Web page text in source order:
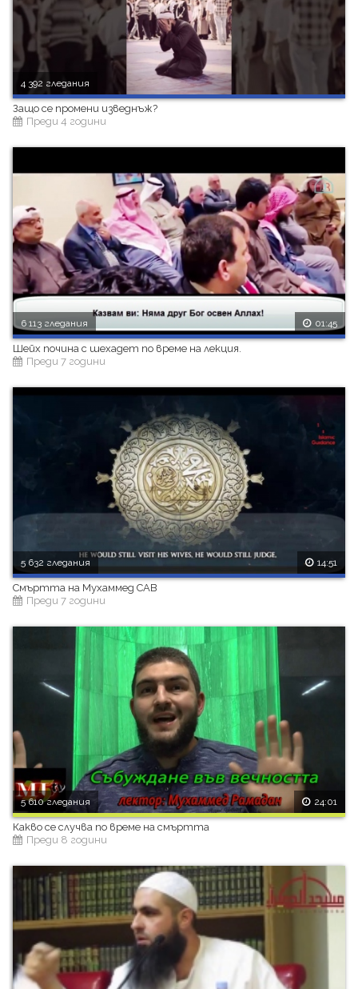
4 392 гледания
Защо се промени изведнъж?
Преди 4 години
6 113 гледания 01:45
Шейх почина с шехадет по време на лекция.
Преди 7 години
5 632 гледания 14:51
Смъртта на Мухаммед САВ
Преди 7 години
5 610 гледания 24:01
Какво се случва по време на смъртта
Преди 8 години